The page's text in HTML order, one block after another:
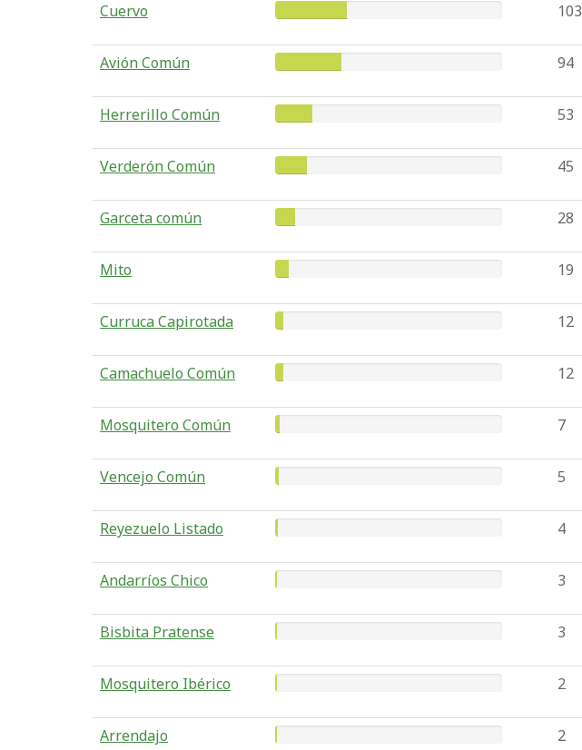
Cuervo 103
Avión Común 94
Herrerillo Común 53
Verderón Común 45
Garceta común 28
Mito 19
Curruca Capirotada 12
Camachuelo Común 12
Mosquitero Común 7
Vencejo Común 5
Reyezuelo Listado 4
Andarríos Chico 3
Bisbita Pratense 3
Mosquitero Ibérico 2
Arrendajo 2